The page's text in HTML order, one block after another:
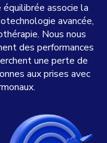
associe la
avancée,
Nous nous
des performances
une perte de
aux prises avec